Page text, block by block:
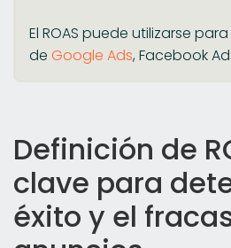
El ROAS puede utilizarse
de Google Ads, Facebook
Definición de
clave para
éxito y el